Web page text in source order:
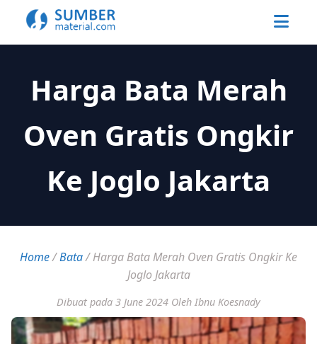
Harga Bata Merah
Oven Gratis Ongkir
Ke Joglo Jakarta
Home/Bata/Harga Bata Merah Oven Gratis Ongkir Ke
Joglo Jakarta
Dibuat pada 3 June 2024 Oleh Ibnu Koesnady